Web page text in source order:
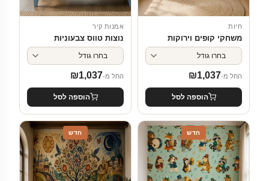
חיות
משחקי קופים וירוקות
החל מ- ₪1,037
הוספה לסל
אמנות קיר
נוצות טווס צבעוניות
החל מ- ₪1,037
הוספה לסל
חדש חדש